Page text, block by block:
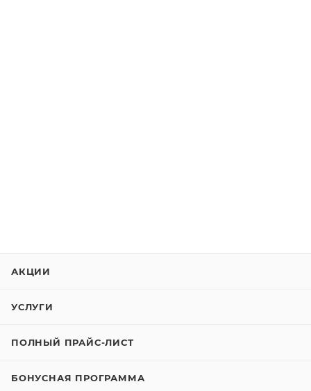
АКЦИИ
УСЛУГИ
ПОЛНЫЙ ПРАЙС-ЛИСТ
БОНУСНАЯ ПРОГРАММА